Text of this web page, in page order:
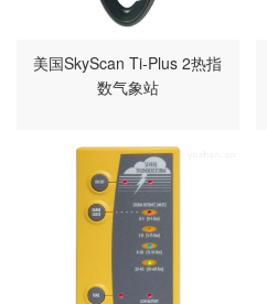
美国SkyScan Ti-Plus 2热指
数气象站